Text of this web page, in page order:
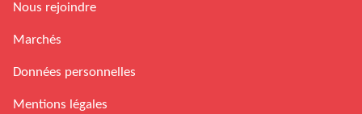
Nous rejoindre
Marchés
Données personnelles
Mentions légales